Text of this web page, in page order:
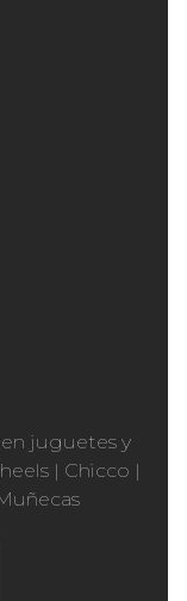
juguetes y
| Chicco |